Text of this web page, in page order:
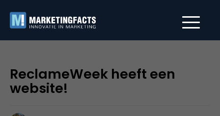
ReclameWeek heeft een
website!